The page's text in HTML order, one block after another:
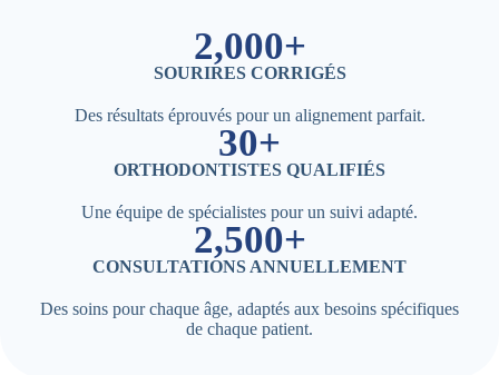
2,000+
SOURIRES CORRIGÉS
Des résultats éprouvés pour un alignement parfait.
30+
ORTHODONTISTES QUALIFIÉS
Une équipe de spécialistes pour un suivi adapté.
2,500+
CONSULTATIONS ANNUELLEMENT
Des soins pour chaque âge, adaptés aux besoins spécifiques
de chaque patient.